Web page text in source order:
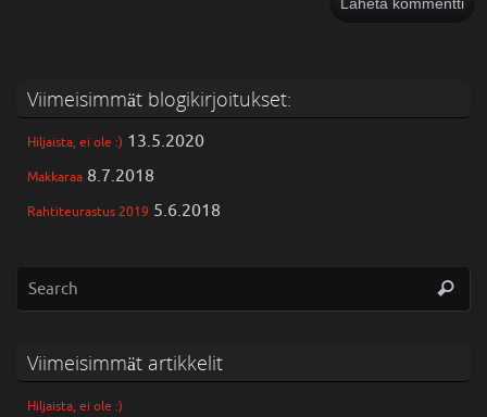
Viimeisimmät blogikirjoitukset:
Hiljaista, ei ole :) 13.5.2020
Makkaraa 8.7.2018
Rahtiteurastus 2019 5.6.2018
Viimeisimmät artikkelit
Hiljaista, ei ole :)